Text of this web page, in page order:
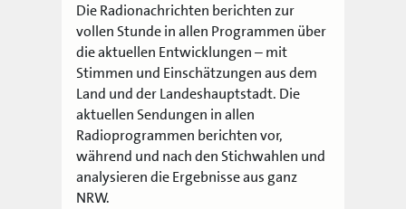
Die Radionachrichten berichten zur
vollen Stunde in allen Programmen über
die aktuellen Entwicklungen – mit
Stimmen und Einschätzungen aus dem
Land und der Landeshauptstadt. Die
aktuellen Sendungen in allen
Radioprogrammen berichten vor,
während und nach den Stichwahlen und
analysieren die Ergebnisse aus ganz
NRW.